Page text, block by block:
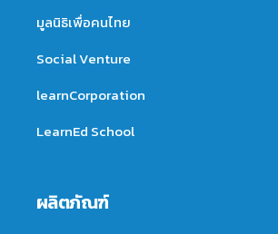
มูลนิธิเพื่อคนไทย
Social Venture
learnCorporation
LearnEd School
ผลิตภัณฑ์